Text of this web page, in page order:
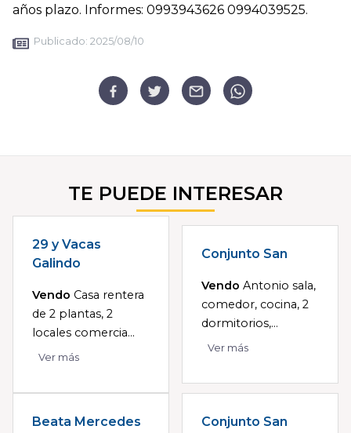
años plazo. Informes: 0993943626 0994039525.
Publicado: 2025/08/10
TE PUEDE INTERESAR
29 y Vacas
Galindo
Vendo Casa rentera
de 2 plantas, 2
locales comercia...
Ver más
Conjunto San
Vendo Antonio sala,
comedor, cocina, 2
dormitorios,...
Ver más
Beata Mercedes Conjunto San